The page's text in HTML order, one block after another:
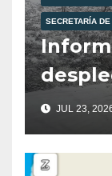
SECRETARÍA
delJUL 23,